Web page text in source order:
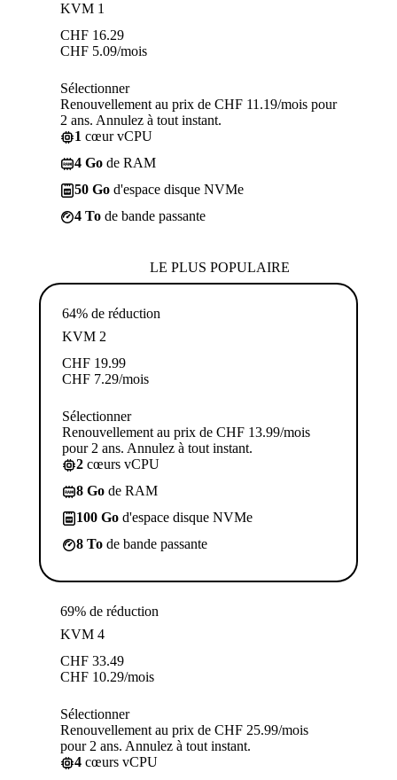
KVM 1
CHF 16.29
CHF 5.09/mois
Sélectionner
Renouvellement au prix de CHF 11.19/mois pour
2 ans. Annulez à tout instant.
1 cœur vCPU
4 Go de RAM
50 Go d'espace disque NVMe
4 To de bande passante
LE PLUS POPULAIRE
64% de réduction
KVM 2
CHF 19.99
CHF 7.29/mois
Sélectionner
Renouvellement au prix de CHF 13.99/mois
pour 2 ans. Annulez à tout instant.
2 cœurs vCPU
8 Go de RAM
100 Go d'espace disque NVMe
8 To de bande passante
69% de réduction
KVM 4
CHF 33.49
CHF 10.29/mois
Sélectionner
Renouvellement au prix de CHF 25.99/mois
pour 2 ans. Annulez à tout instant.
4 cœurs vCPU